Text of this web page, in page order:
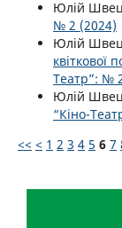
Юлій
№ 2 (2024)
Юлій
квіткової
Театр”: №
Юлій
“Кіно-
<< < 1 2 3 4 5 6 7